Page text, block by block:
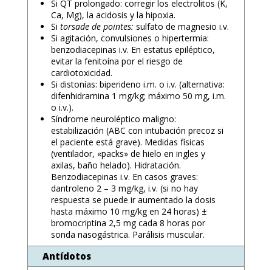
Si QT prolongado: corregir los electrolitos (K,
Ca, Mg), la acidosis y la hipoxia.
Si torsade de pointes: sulfato de magnesio i.v.
Si agitación, convulsiones o hipertermia:
benzodiacepinas i.v. En estatus epiléptico,
evitar la fenitoína por el riesgo de
cardiotoxicidad.
Si distonías: biperideno i.m. o i.v. (alternativa:
difenhidramina 1 mg/kg; máximo 50 mg, i.m.
o i.v.).
Síndrome neuroléptico maligno:
estabilización (ABC con intubación precoz si
el paciente está grave). Medidas físicas
(ventilador, «packs» de hielo en ingles y
axilas, baño helado). Hidratación.
Benzodiacepinas i.v. En casos graves:
dantroleno 2 – 3 mg/kg, i.v. (si no hay
respuesta se puede ir aumentado la dosis
hasta máximo 10 mg/kg en 24 horas) ±
bromocriptina 2,5 mg cada 8 horas por
sonda nasogástrica. Parálisis muscular.
Antídotos